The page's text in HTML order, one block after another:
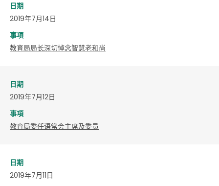
日期
2019年7月14日
事項
教育局局长深切悼念智慧老和尚
日期
2019年7月12日
事項
教育局委任语常会主席及委员
日期
2019年7月11日